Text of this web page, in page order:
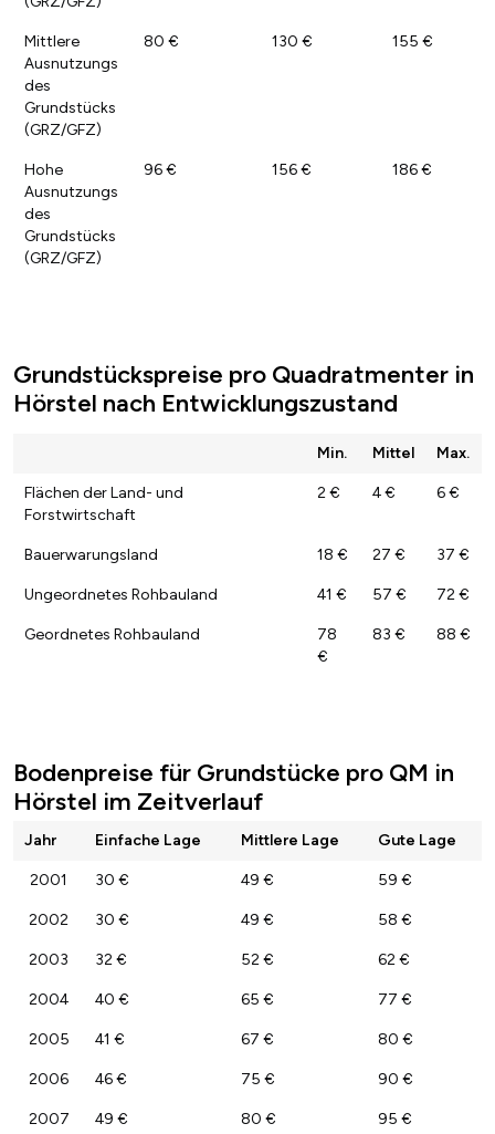
Mittlere
Ausnutzungs
des
Grundstücks
(GRZ/GFZ)
80 € 130 € 155 €
Hohe
Ausnutzungs
des
Grundstücks
(GRZ/GFZ)
96 € 156 € 186 €
Grundstückspreise pro Quadratmenter in
Hörstel nach Entwicklungszustand
Min. Mittel Max.
Flächen der Land- und
Forstwirtschaft
2 € 4 € 6 €
Bauerwarungsland 18 € 27 € 37 €
Ungeordnetes Rohbauland 41 € 57 € 72 €
Geordnetes Rohbauland
78
€
83 € 88 €
Bodenpreise für Grundstücke pro QM in
Hörstel im Zeitverlauf
Jahr Einfache Lage Mittlere Lage Gute Lage
2001 30 € 49 € 59 €
2002 30 € 49 € 58 €
2003 32 € 52 € 62 €
2004 40 € 65 € 77 €
2005 41 € 67 € 80 €
2006 46 € 75 € 90 €
2007 49 € 80 € 95 €